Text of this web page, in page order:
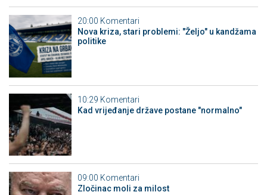
20:00 Komentari
Nova kriza, stari problemi: "Željo" u kandžama
politike
10:29 Komentari
Kad vrijeđanje države postane "normalno"
09:00 Komentari
Zločinac moli za milost